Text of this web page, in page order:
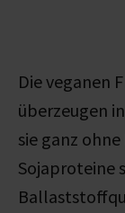
Die veganen
überzeugen
sie ganz
Sojaproteine